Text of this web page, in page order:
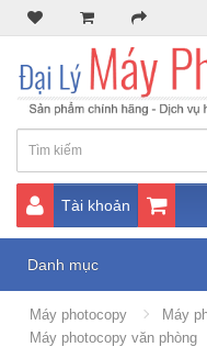
Tài khoản
Danh mục
Máy photocopy
Máy
Máy photocopy văn phòng